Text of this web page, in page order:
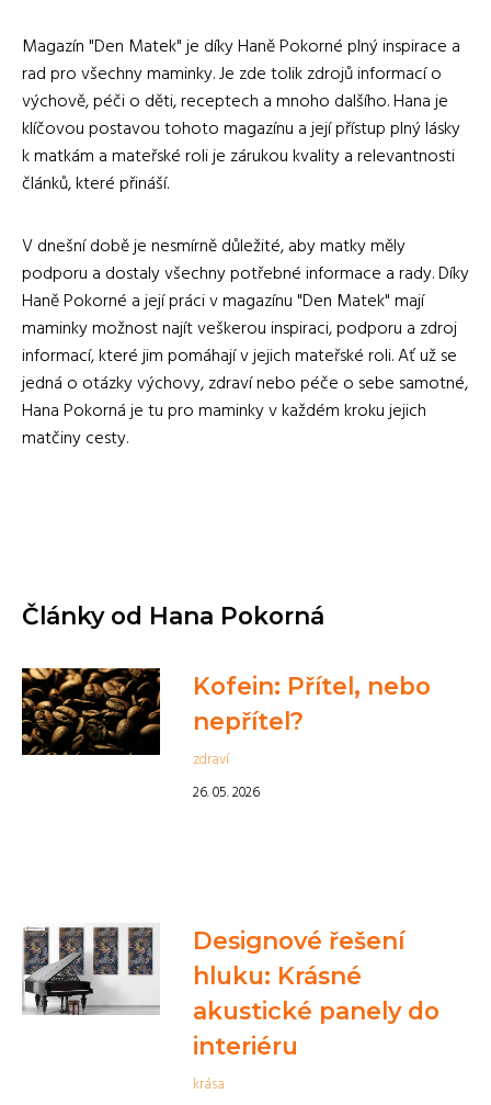
Magazín "Den Matek" je díky Haně Pokorné plný inspirace a
rad pro všechny maminky. Je zde tolik zdrojů informací o
výchově, péči o děti, receptech a mnoho dalšího. Hana je
klíčovou postavou tohoto magazínu a její přístup plný lásky
k matkám a mateřské roli je zárukou kvality a relevantnosti
článků, které přináší.
V dnešní době je nesmírně důležité, aby matky měly
podporu a dostaly všechny potřebné informace a rady. Díky
Haně Pokorné a její práci v magazínu "Den Matek" mají
maminky možnost najít veškerou inspiraci, podporu a zdroj
informací, které jim pomáhají v jejich mateřské roli. Ať už se
jedná o otázky výchovy, zdraví nebo péče o sebe samotné,
Hana Pokorná je tu pro maminky v každém kroku jejich
matčiny cesty.
Články od Hana Pokorná
Kofein: Přítel, nebo
nepřítel?
zdraví
26. 05. 2026
Designové řešení
hluku: Krásné
akustické panely do
interiéru
krása